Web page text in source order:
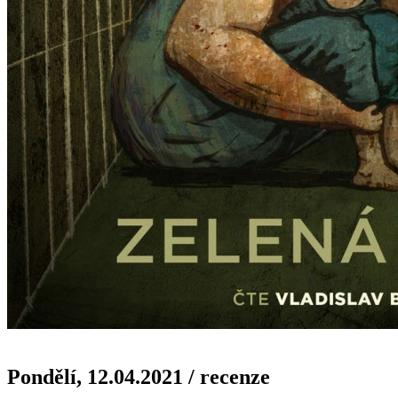
Pondělí, 12.04.2021 / recenze